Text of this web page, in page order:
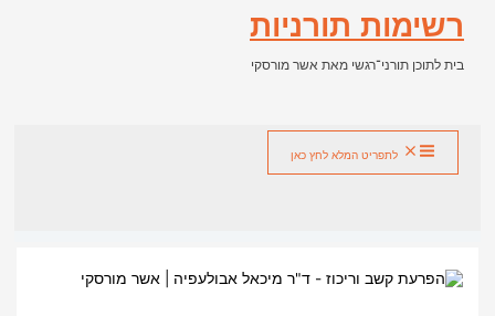
דילוג
לתוכןרשימות תורניות
בית לתוכן תורני־רגשי מאת אשר מורסקי
לתפריט המלא לחץ כאן